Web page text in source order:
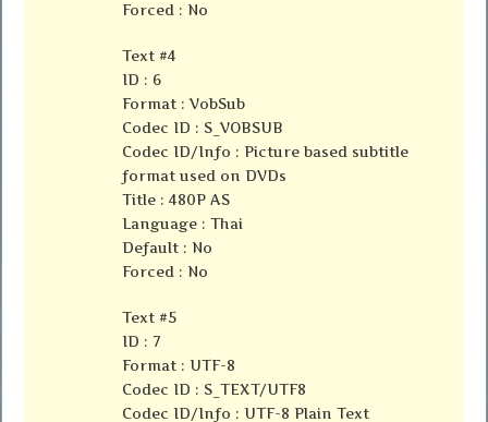
Forced : No
Text #4
ID : 6
Format : VobSub
Codec ID : S_VOBSUB
Codec ID/Info : Picture based subtitle
format used on DVDs
Title : 480P AS
Language : Thai
Default : No
Forced : No
Text #5
ID : 7
Format : UTF-8
Codec ID : S_TEXT/UTF8
Codec ID/Info : UTF-8 Plain Text